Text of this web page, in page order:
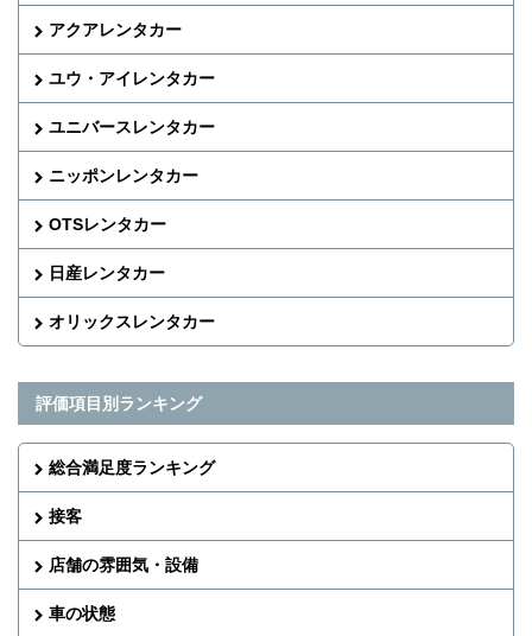
アクアレンタカー
ユウ・アイレンタカー
ユニバースレンタカー
ニッポンレンタカー
OTSレンタカー
日産レンタカー
オリックスレンタカー
評価項目別ランキング
総合満足度ランキング
接客
店舗の雰囲気・設備
車の状態